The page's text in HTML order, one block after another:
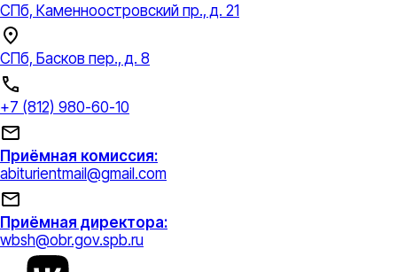
СПб, Каменноостровский пр., д. 21
СПб, Басков пер., д. 8
+7 (812) 980-60-10
Приёмная комиссия:
abiturientmail@gmail.com
Приёмная директора:
wbsh@obr.gov.spb.ru